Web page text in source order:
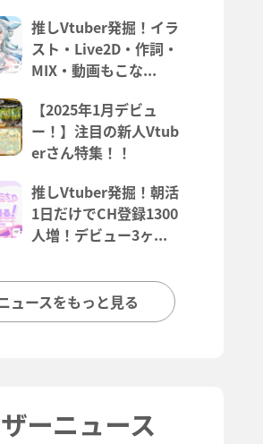
推しVtuber発掘！イラ
スト・Live2D・作詞・
MIX・動画もこな...
【2025年1月デビュ
ー！】注目の新人Vtub
erさん特集！！
推しVtuber発掘！朝活
1日だけでCH登録1300
人増！デビュー3ヶ...
ュースをもっと見る
ーニュース